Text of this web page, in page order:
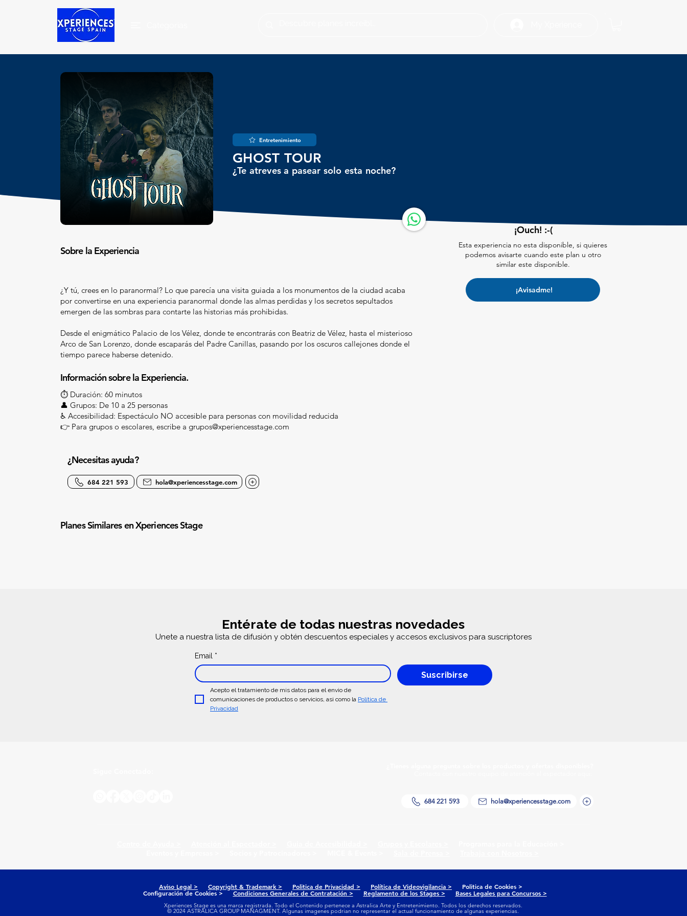
Entretenimiento
GHOST TOUR
¿Te atreves a pasear solo esta noche?
¡Ouch! :-(
Esta experiencia no esta disponible, si quieres
podemos avisarte cuando este plan u otro
similar este disponible.
¡Avisadme!
Sobre la Experiencia
¿Y tú, crees en lo paranormal? Lo que parecía una visita guiada a los monumentos de la ciudad acaba
por convertirse en una experiencia paranormal donde las almas perdidas y los secretos sepultados
emergen de las sombras para contarte las historias más prohibidas.
Desde el enigmático Palacio de los Vélez, donde te encontrarás con Beatriz de Vélez, hasta el misterioso
Arco de San Lorenzo, donde escaparás del Padre Canillas, pasando por los oscuros callejones donde el
tiempo parece haberse detenido.
Información sobre la Experiencia.
⏱️ Duración: 60 minutos
👤 Grupos: De 10 a 25 personas
♿ Accesibilidad: Espectáculo NO accesible para personas con movilidad reducida
👉 Para grupos o escolares, escribe a grupos@xperiencesstage.com
¿Necesitas ayuda?
684 221 593 hola@xperiencesstage.com
Planes Similares en Xperiences Stage
Entérate de todas nuestras novedades
Unete a nuestra lista de difusión y obtén descuentos especiales y accesos exclusivos para suscriptores
Email *
Suscribirse
Acepto el tratamiento de mis datos para el envio de
comunicaciones de productos o servicios, asi como la Política de
Privacidad
684 221 593 hola@xperiencesstage.com
Aviso Legal > Copyright & Trademark > Politica de Privacidad > Política de Videovigilancia > Politica de Cookies >
Configuración de Cookies > Condiciones Generales de Contratación > Reglamento de los Stages > Bases Legales para Concursos >
Xperiences Stage es una marca registrada. Todo el Contenido pertenece a Astralica Arte y Entretenimiento. Todos los derechos reservados.
© 2024 ASTRALICA GROUP MANAGMENT. Algunas imagenes podrian no representar el actual funcionamiento de algunas experiencias.